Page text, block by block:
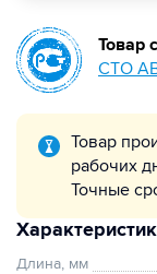
Товар
рабочих
Точные
Товар
СТО
Длина, мм